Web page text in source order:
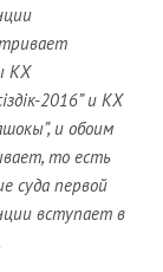
КХ
2016” и КХ
и обоим
то есть
суда первой
вступает в